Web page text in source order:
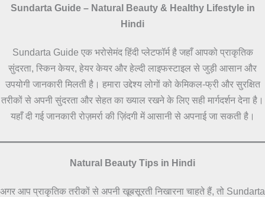
Sundarta Guide – Natural Beauty & Healthy Lifestyle in
Hindi
Sundarta Guide एक भरोसेमंद हिंदी प्लेटफॉर्म है जहाँ आपको प्राकृतिक
सुंदरता, स्किन केयर, हेयर केयर और हेल्दी लाइफस्टाइल से जुड़ी आसान और
उपयोगी जानकारी मिलती है। हमारा उद्देश्य लोगों को केमिकल-फ्री और सुरक्षित
तरीकों से अपनी सुंदरता और सेहत का ख्याल रखने के लिए सही मार्गदर्शन देना है।
यहाँ दी गई जानकारी रोज़मर्रा की ज़िंदगी में आसानी से अपनाई जा सकती है।
Natural Beauty Tips in Hindi
अगर आप प्राकृतिक तरीकों से अपनी खूबसूरती निखारना चाहते हैं, तो Sundarta